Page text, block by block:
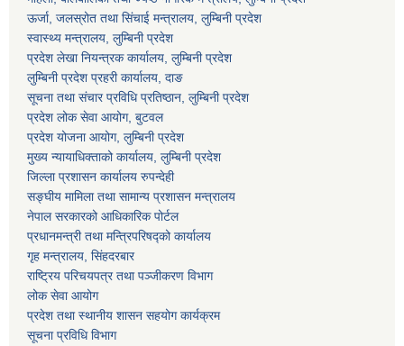
ऊर्जा, जलस्रोत तथा सिंचाई मन्त्रालय, लुम्बिनी प्रदेश
स्वास्थ्य मन्त्रालय, लुम्बिनी प्रदेश
प्रदेश लेखा नियन्त्रक कार्यालय, लुम्बिनी प्रदेश
लुम्बिनी प्रदेश प्रहरी कार्यालय, दाङ
सूचना तथा संचार प्रविधि प्रतिष्ठान, लुम्बिनी प्रदेश
प्रदेश लोक सेवा आयोग, बुटवल
प्रदेश योजना आयोग, लुम्बिनी प्रदेश
मुख्य न्यायाधिक्ताको कार्यालय, लुम्बिनी प्रदेश
जिल्ला प्रशासन कार्यालय रुपन्देही
सङ्घीय मामिला तथा सामान्य प्रशासन मन्त्रालय
नेपाल सरकारको आधिकारिक पोर्टल
प्रधानमन्त्री तथा मन्त्रिपरिषद्को कार्यालय
गृह मन्त्रालय, सिंहदरबार
राष्ट्रिय परिचयपत्र तथा पञ्जीकरण विभाग
लोक सेवा आयोग
प्रदेश तथा स्थानीय शासन सहयोग कार्यक्रम
सूचना प्रविधि विभाग